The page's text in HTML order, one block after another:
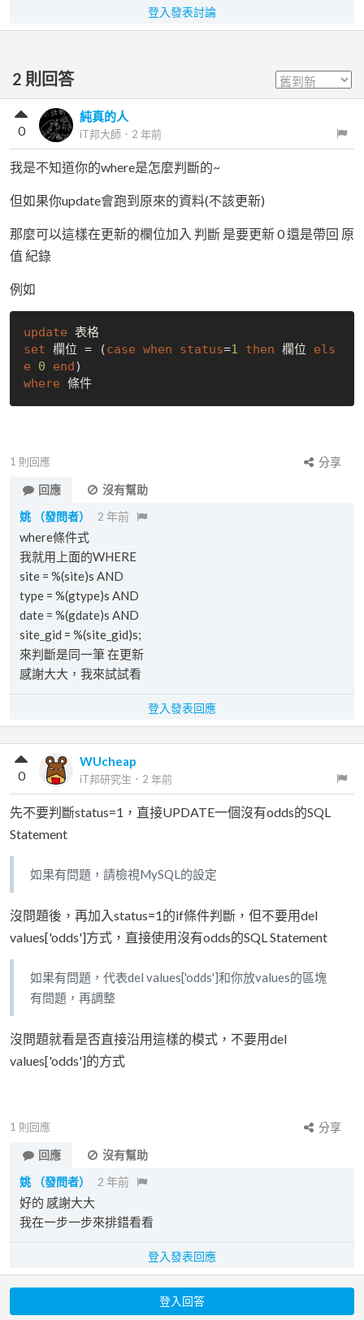
登入發表討論
2 則回答
純真的人
iT邦大師 ． 2 年前
0
我是不知道你的where是怎麼判斷的~
但如果你update會跑到原來的資料(不該更新)
那麼可以這樣在更新的欄位加入 判斷 是要更新 0 還是帶回 原
值 紀錄
例如
update
表格
set 欄位 = (case when status=1 then 欄位 els
e
0 end
where
條件
1 則回應
分享
回應
沒有幫助
姚
（發問者） 2 年前
where條件式
我就用上面的WHERE
site = %(site)s AND
type = %(gtype)s AND
date = %(gdate)s AND
site_gid = %(site_gid)s;
來判斷是同一筆 在更新
感謝大大，我來試試看
登入發表回應
WUcheap
iT邦研究生 ． 2 年前
0
先不要判斷status=1，直接UPDATE一個沒有odds的SQL
Statement
如果有問題，請檢視MySQL的設定
沒問題後，再加入status=1的if條件判斷，但不要用del
values['odds']方式，直接使用沒有odds的SQL Statement
如果有問題，代表del values['odds']和你放values的區塊
有問題，再調整
沒問題就看是否直接沿用這樣的模式，不要用del
values['odds']的方式
1 則回應
分享
回應
沒有幫助
姚
（發問者） 2 年前
好的 感謝大大
我在一步一步來排錯看看
登入發表回應
登入回答